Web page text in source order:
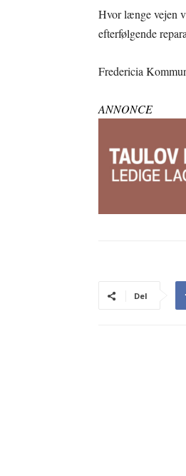
Hvor længe vejen
efterfølgende
Fredericia
ANNONCE
Del